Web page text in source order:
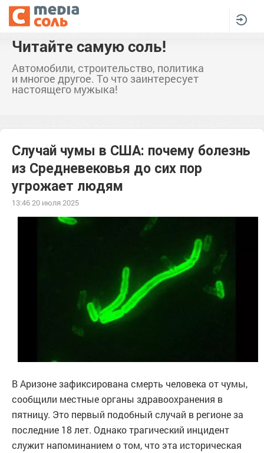
Читайте самую соль!
Автомобили, строительство, политика
и многое другое. То что заинтересует
настоящего мужыка!
Случай чумы в США: почему болезнь
из Средневековья до сих пор
угрожает людям
13:46 20 июля 2025
В Аризоне зафиксирована смерть человека от чумы,
сообщили местные органы здравоохранения в
пятницу. Это первый подобный случай в регионе за
последние 18 лет. Однако трагический инцидент
служит напоминанием о том, что эта историческая